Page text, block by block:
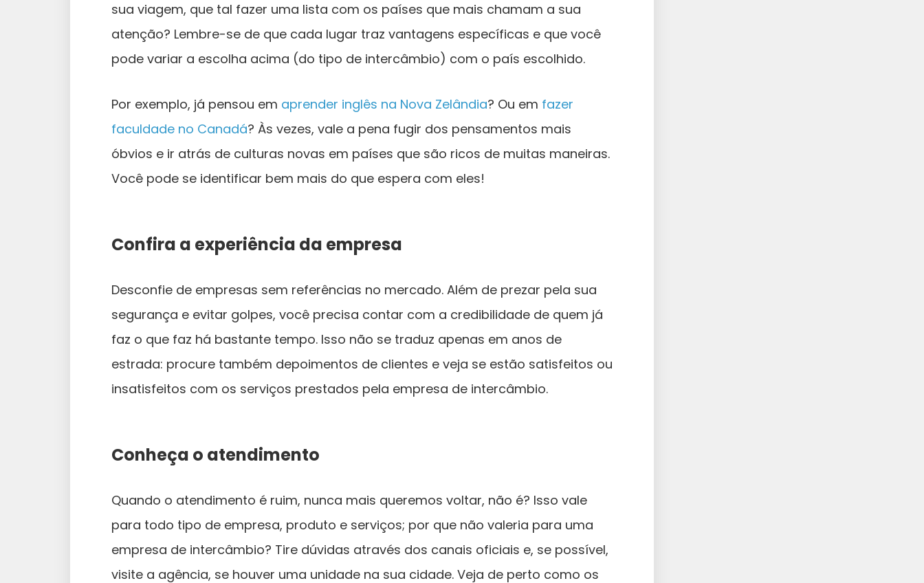
sua viagem, que tal fazer uma lista com os países que mais chamam a sua
atenção? Lembre-se de que cada lugar traz vantagens específicas e que você
pode variar a escolha acima (do tipo de intercâmbio) com o país escolhido.
Por exemplo, já pensou em aprender inglês na Nova Zelândia? Ou em fazer
faculdade no Canadá? Às vezes, vale a pena fugir dos pensamentos mais
óbvios e ir atrás de culturas novas em países que são ricos de muitas maneiras.
Você pode se identificar bem mais do que espera com eles!
Confira a experiência da empresa
Desconfie de empresas sem referências no mercado. Além de prezar pela sua
segurança e evitar golpes, você precisa contar com a credibilidade de quem já
faz o que faz há bastante tempo. Isso não se traduz apenas em anos de
estrada: procure também depoimentos de clientes e veja se estão satisfeitos ou
insatisfeitos com os serviços prestados pela empresa de intercâmbio.
Conheça o atendimento
Quando o atendimento é ruim, nunca mais queremos voltar, não é? Isso vale
para todo tipo de empresa, produto e serviços; por que não valeria para uma
empresa de intercâmbio? Tire dúvidas através dos canais oficiais e, se possível,
visite a agência, se houver uma unidade na sua cidade. Veja de perto como os